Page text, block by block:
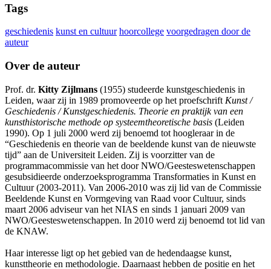
Tags
geschiedenis kunst en cultuur hoorcollege voorgedragen door de
auteur
Over de auteur
Prof. dr. Kitty Zijlmans (1955) studeerde kunstgeschiedenis in
Leiden, waar zij in 1989 promoveerde op het proefschrift Kunst /
Geschiedenis / Kunstgeschiedenis. Theorie en praktijk van een
kunsthistorische methode op systeemtheoretische basis (Leiden
1990). Op 1 juli 2000 werd zij benoemd tot hoogleraar in de
“Geschiedenis en theorie van de beeldende kunst van de nieuwste
tijd” aan de Universiteit Leiden. Zij is voorzitter van de
programmacommissie van het door NWO/Geesteswetenschappen
gesubsidieerde onderzoeksprogramma Transformaties in Kunst en
Cultuur (2003-2011). Van 2006-2010 was zij lid van de Commissie
Beeldende Kunst en Vormgeving van Raad voor Cultuur, sinds
maart 2006 adviseur van het NIAS en sinds 1 januari 2009 van
NWO/Geesteswetenschappen. In 2010 werd zij benoemd tot lid van
de KNAW.
Haar interesse ligt op het gebied van de hedendaagse kunst,
kunsttheorie en methodologie. Daarnaast hebben de positie en het